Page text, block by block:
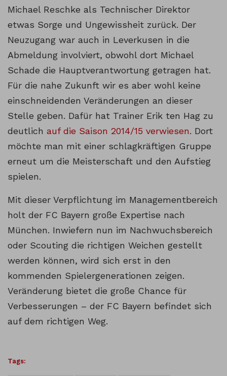
Michael Reschke als Technischer Direktor
etwas Sorge und Ungewissheit zurück. Der
Neuzugang war auch in Leverkusen in die
Abmeldung involviert, obwohl dort Michael
Schade die Hauptverantwortung getragen hat.
Für die nahe Zukunft wir es aber wohl keine
einschneidenden Veränderungen an dieser
Stelle geben. Dafür hat Trainer Erik ten Hag zu
deutlich auf die Saison 2014/15 verwiesen. Dort
möchte man mit einer schlagkräftigen Gruppe
erneut um die Meisterschaft und den Aufstieg
spielen.
Mit dieser Verpflichtung im Managementbereich
holt der FC Bayern große Expertise nach
München. Inwiefern nun im Nachwuchsbereich
oder Scouting die richtigen Weichen gestellt
werden können, wird sich erst in den
kommenden Spielergenerationen zeigen.
Veränderung bietet die große Chance für
Verbesserungen – der FC Bayern befindet sich
auf dem richtigen Weg.
Tags: